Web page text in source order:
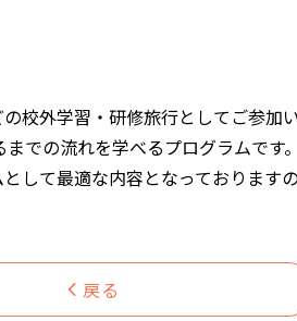
校外学習・研修旅行としてご参加
での流れを学べるプログラムです
して最適な内容となっております
戻る